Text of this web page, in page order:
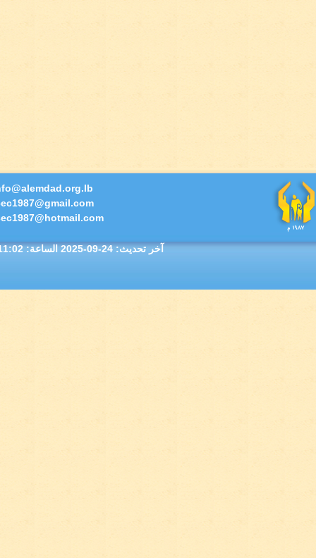
info@alemdad.org.lb
icec1987@gmail.com
icec1987@hotmail.com
آخر تحديث:2025-09-24الساعة: 11:02